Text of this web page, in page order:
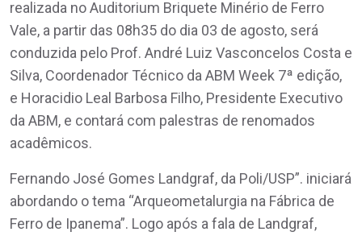
realizada no Auditorium Briquete Minério de Ferro
Vale, a partir das 08h35 do dia 03 de agosto, será
conduzida pelo Prof. André Luiz Vasconcelos Costa e
Silva, Coordenador Técnico da ABM Week 7ª edição,
e Horacidio Leal Barbosa Filho, Presidente Executivo
da ABM, e contará com palestras de renomados
acadêmicos.
Fernando José Gomes Landgraf, da Poli/USP”. iniciará
abordando o tema “Arqueometalurgia na Fábrica de
Ferro de Ipanema”. Logo após a fala de Landgraf,